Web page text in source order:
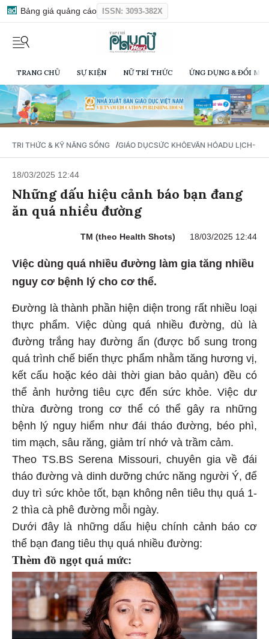
Bảng giá quảng cáo ISSN: 3093-382X
TRANG CHỦ SỰ KIỆN NỮ TRÍ THỨC ỨNG DỤNG & ĐỔI
TRI THỨC & KỸ NĂNG SỐNG /GIÁO DỤCSỨC KHỎEVĂN HÓADU LỊCH-
18/03/2025 12:44
Những dấu hiệu cảnh báo bạn đang
ăn quá nhiều đường
TM (theo Health Shots) 18/03/2025 12:44
Việc dùng quá nhiều đường làm gia tăng nhiều
nguy cơ bệnh lý cho cơ thể.
Đường là thành phần hiện diện trong rất nhiều loại
thực phẩm. Việc dùng quá nhiều đường, dù là
đường trắng hay đường ẩn (được bổ sung trong
quá trình chế biến thực phẩm nhằm tăng hương vị,
kết cấu hoặc kéo dài thời gian bảo quản) đều có
thể ảnh hưởng tiêu cực đến sức khỏe. Việc dư
thừa đường trong cơ thể có thể gây ra những
bệnh lý nguy hiểm như đái tháo đường, béo phì,
tim mạch, sâu răng, giảm trí nhớ và trầm cảm.
Theo TS.BS Serena Missouri, chuyên gia về đái
tháo đường và dinh dưỡng chức năng người Ý, để
duy trì sức khỏe tốt, bạn không nên tiêu thụ quá 1-
2 thìa cà phê đường mỗi ngày.
Dưới đây là những dấu hiệu chính cảnh báo cơ
thể bạn đang tiêu thụ quá nhiều đường:
Thèm đồ ngọt quá mức: